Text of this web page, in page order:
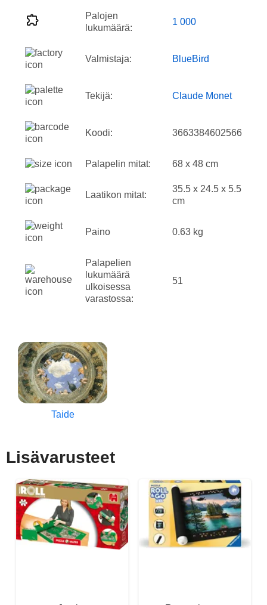
Palojen
lukumäärä:
1 000
Valmistaja: BlueBird
Tekijä: Claude Monet
Koodi: 3663384602566
Palapelin mitat: 68 x 48 cm
Laatikon mitat:
35.5 x 24.5 x 5.5
cm
Paino 0.63 kg
Palapelien
lukumäärä
ulkoisessa
varastossa:
51
Taide
Lisävarusteet